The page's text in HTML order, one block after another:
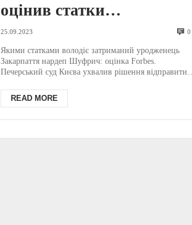
оцінив статки
звинуваченого у
держзраді закарпатця
Шуфрича /
ІНФОГРАФІКА
25.09.2023 0
Якими статками володіє затриманий уродженець
Закарпаття нардеп Шуфрич: оцінка Forbes.
Печерський суд Києва ухвалив рішення відправити
READ MORE